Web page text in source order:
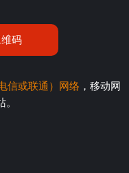
码
电信或联通）网络 ，移动网